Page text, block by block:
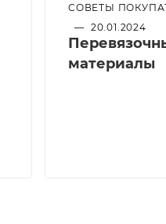
СОВЕТЫ
— 20.01.2024
материалы